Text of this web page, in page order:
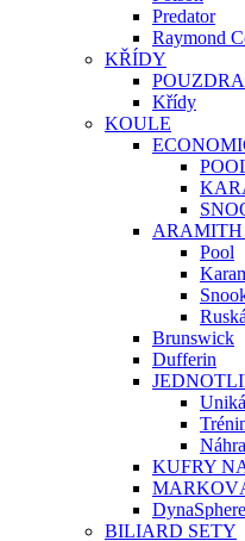
Predator
Raymond
KŘÍDY
Křídy
KOULE
Pool
Brunswick
Dufferin
KUFRY
BILIARD SETY